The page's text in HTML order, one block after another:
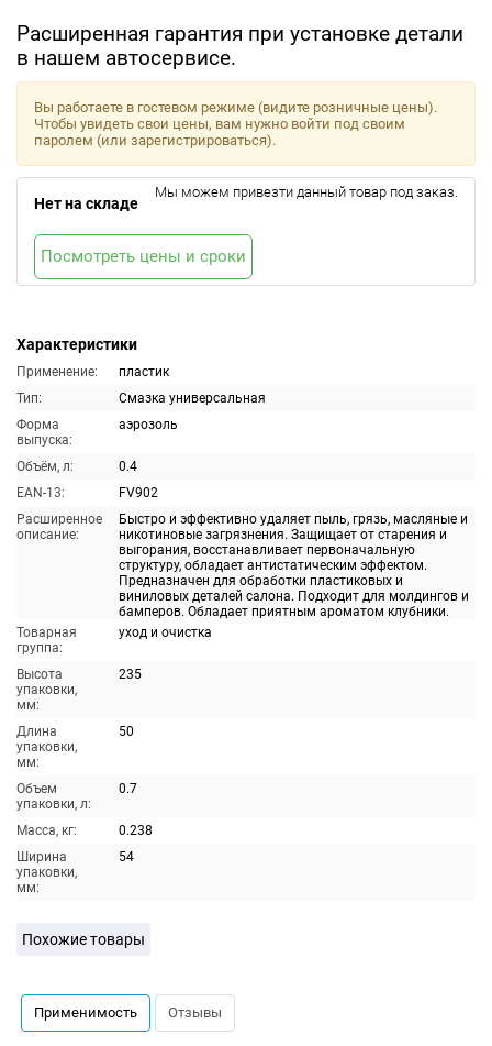
Расширенная гарантия при установке детали
в нашем автосервисе.
Характеристики
Применение:
пластик
Тип:
Смазка универсальная
Форма
выпуска:
аэрозоль
Объём, л:
0.4
EAN-13:
FV902
Расширенное
описание:
Быстро и эффективно удаляет пыль, грязь, масляные и
никотиновые загрязнения. Защищает от старения и
выгорания, восстанавливает первоначальную
структуру, обладает антистатическим эффектом.
Предназначен для обработки пластиковых и
виниловых деталей салона. Подходит для молдингов и
бамперов. Обладает приятным ароматом клубники.
Товарная
группа:
уход и очистка
Высота
упаковки,
мм:
235
Длина
упаковки,
мм:
50
Объем
упаковки, л:
0.7
Масса, кг:
0.238
Ширина
упаковки,
мм:
54
Вы работаете в гостевом режиме (видите розничные цены).
Чтобы увидеть свои цены, вам нужно войти под своим
паролем (или зарегистрироваться).
Нет на складе
Мы можем привезти данный товар под заказ.
Посмотреть цены и сроки
Похожие товары
Применимость Отзывы